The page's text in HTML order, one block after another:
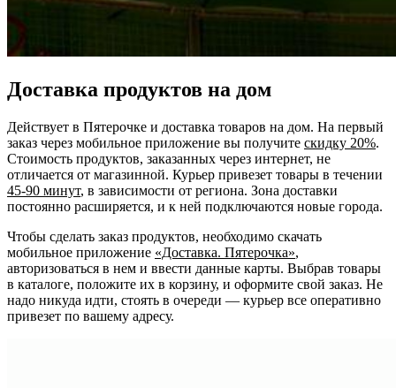
Доставка продуктов на дом
Действует в Пятерочке и доставка товаров на дом. На первый
заказ через мобильное приложение вы получите скидку 20%.
Стоимость продуктов, заказанных через интернет, не
отличается от магазинной. Курьер привезет товары в течении
45-90 минут, в зависимости от региона. Зона доставки
постоянно расширяется, и к ней подключаются новые города.
Чтобы сделать заказ продуктов, необходимо скачать
мобильное приложение «Доставка. Пятерочка»,
авторизоваться в нем и ввести данные карты. Выбрав товары
в каталоге, положите их в корзину, и оформите свой заказ. Не
надо никуда идти, стоять в очереди — курьер все оперативно
привезет по вашему адресу.